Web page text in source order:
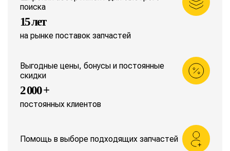
поиска
15 лет
на рынке поставок запчастей
Выгодные цены, бонусы и постоянные
скидки
2 000 +
постоянных клиентов
Помощь в выборе подходящих запчастей